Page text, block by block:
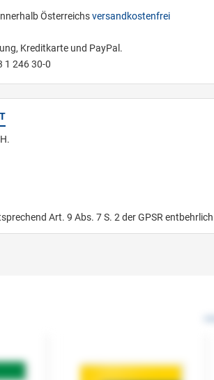
Österreichsversandkostenfrei
Kreditkarte und PayPal.
1 246 30-0
Art. 9 Abs. 7 S. 2 der GPSR